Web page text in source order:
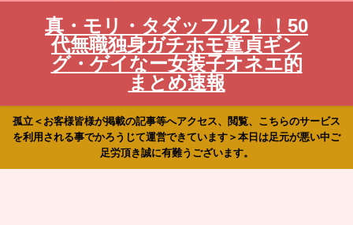
真・モリ・タダッフル2！！50
代無職独身ガチホモ童貞ギン
グ・ゲイなー女装子オネエ的
まとめ速報
孤立＜お客様皆様が掲載の記事等へアクセス、閲覧、こちらのサービス
を利用される事でかろうじて運営できています＞本日は足元が悪い中ご
足労頂き誠に有難うございます。